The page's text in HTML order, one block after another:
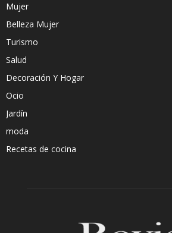
Mujer
Belleza Mujer
Turismo
Salud
Decoración Y Hogar
Ocio
Jardín
moda
Recetas de cocina